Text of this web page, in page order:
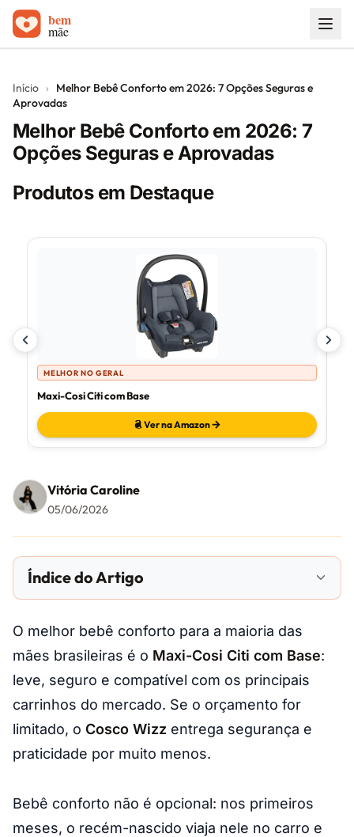
Carrinhos de bebê
Sobre
Início ›
Melhor Bebê Conforto em 2026: 7 Opções Seguras e
Aprovadas
Melhor Bebê Conforto em 2026: 7
Opções Seguras e Aprovadas
Produtos em Destaque
MELHOR NO GERAL
Maxi-Cosi Citi com Base
Ver na Amazon
Vitória Caroline
05/06/2026
Índice do Artigo
O melhor bebê conforto para a maioria das
mães brasileiras é o Maxi-Cosi Citi com Base:
leve, seguro e compatível com os principais
carrinhos do mercado. Se o orçamento for
limitado, o Cosco Wizz entrega segurança e
praticidade por muito menos.
Bebê conforto não é opcional: nos primeiros
meses, o recém-nascido viaja nele no carro e